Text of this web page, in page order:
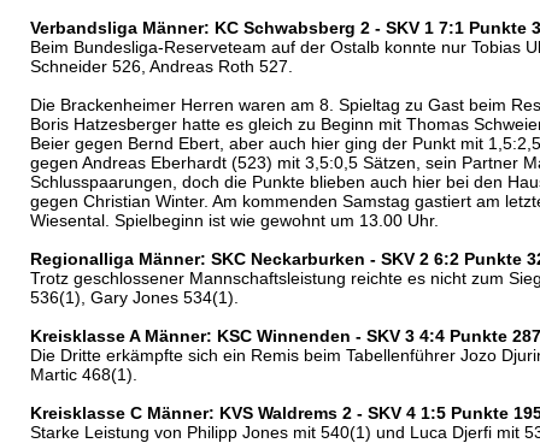
Verbandsliga Männer: KC Schwabsberg 2 - SKV 1 7:1 Punkte
Beim Bundesliga-Reserveteam auf der Ostalb konnte nur Tobias
Schneider 526, Andreas Roth 527.
Die Brackenheimer Herren waren am 8. Spieltag zu Gast beim
Boris Hatzesberger hatte es gleich zu Beginn mit Thomas
Beier gegen Bernd Ebert, aber auch hier ging der Punkt mit
gegen Andreas Eberhardt (523) mit 3,5:0,5 Sätzen, sein Partner
Schlusspaarungen, doch die Punkte blieben auch hier bei den
gegen Christian Winter. Am kommenden Samstag gastiert am
Wiesental. Spielbeginn ist wie gewohnt um 13.00 Uhr.
Regionalliga Männer: SKC Neckarburken - SKV 2 6:2 Punkte
Trotz geschlossener Mannschaftsleistung reichte es nicht zum
536(1), Gary Jones 534(1).
Kreisklasse A Männer: KSC Winnenden - SKV 3 4:4 Punkte
Die Dritte erkämpfte sich ein Remis beim Tabellenführer Jozo
Martic 468(1).
Kreisklasse C Männer: KVS Waldrems 2 - SKV 4 1:5 Punkte
Starke Leistung von Philipp Jones mit 540(1) und Luca Djerfi mit